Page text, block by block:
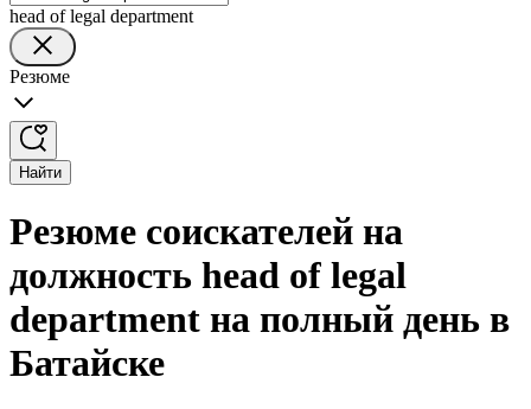
head of legal department
Резюме
Найти
Резюме соискателей на
должность head of legal
department на полный день в
Батайске